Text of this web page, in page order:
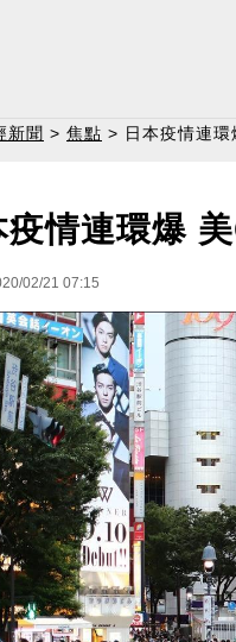
新聞 > 焦點 > 日本疫情連
疫情連環爆
02/21 07:15